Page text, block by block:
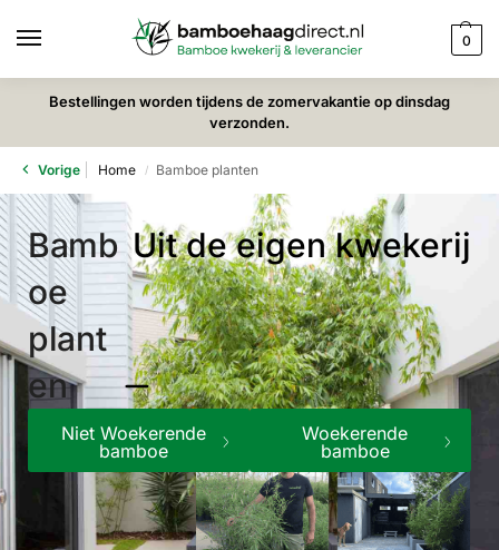
0
Bestellingen worden tijdens de zomervakantie op dinsdag
verzonden.
Vorige Home / Bamboe planten
Bamb
oe
plant
en
Uit de eigen kwekerij
Niet Woekerende
bamboe
Woekerende
bamboe